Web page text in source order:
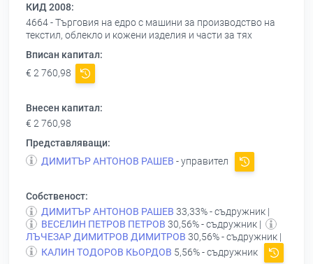
КИД 2008:
4664 - Търговия на едро с машини за производство на
текстил, облекло и кожени изделия и части за тях
Вписан капитал:
€ 2 760,98
Внесен капитал:
€ 2 760,98
Представляващи:
ДИМИТЪР АНТОНОВ РАШЕВ - управител
Собственост:
ДИМИТЪР АНТОНОВ РАШЕВ 33,33% - съдружник |
ВЕСЕЛИН ПЕТРОВ ПЕТРОВ 30,56% - съдружник |
ЛЪЧЕЗАР ДИМИТРОВ ДИМИТРОВ 30,56% - съдружник |
КАЛИН ТОДОРОВ КЬОРДОВ 5,56% - съдружник